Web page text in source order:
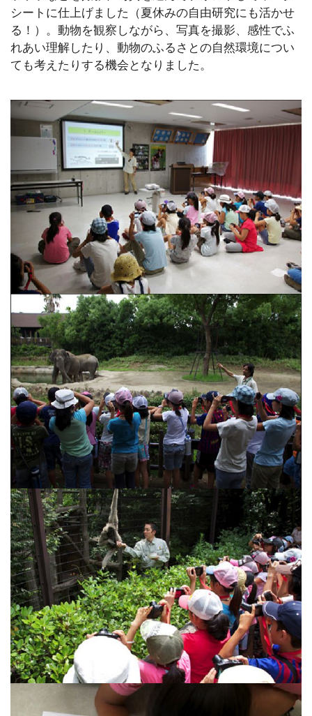
シートに仕上げました（夏休みの自由研究にも活かせ
る！）。動物を観察しながら、写真を撮影、感性でふ
れあい理解したり、動物のふるさとの自然環境につい
ても考えたりする機会となりました。